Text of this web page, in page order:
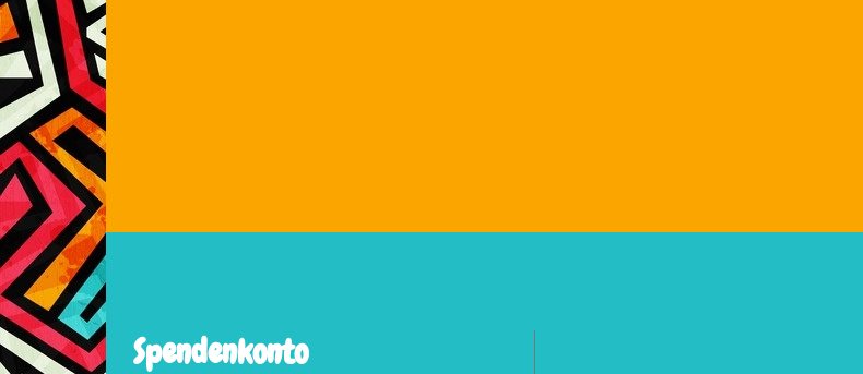
Spendenkonto